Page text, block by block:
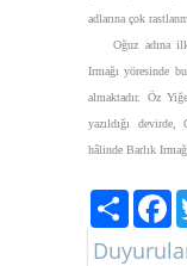
adlarına çok
Oğuz adına ilk
Irmağı yöresinde
almaktadır. Öz
yazıldığı
hâlinde Barlık